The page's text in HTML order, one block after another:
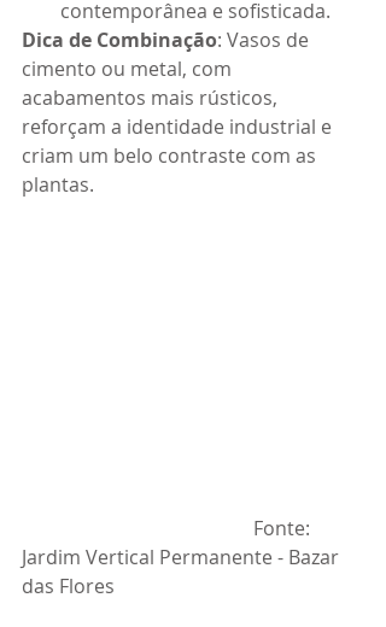
contemporânea e sofisticada.
Dica de Combinação: Vasos de
cimento ou metal, com
acabamentos mais rústicos,
reforçam a identidade industrial e
criam um belo contraste com as
plantas.
Jardim Vertical Permanente - Bazar
das Flores